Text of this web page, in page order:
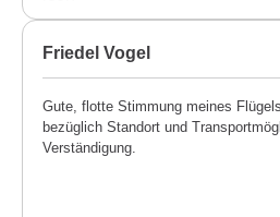
Friedel Vogel
Gute, flotte Stimmung meines
bezüglich Standort und
Verständigung.